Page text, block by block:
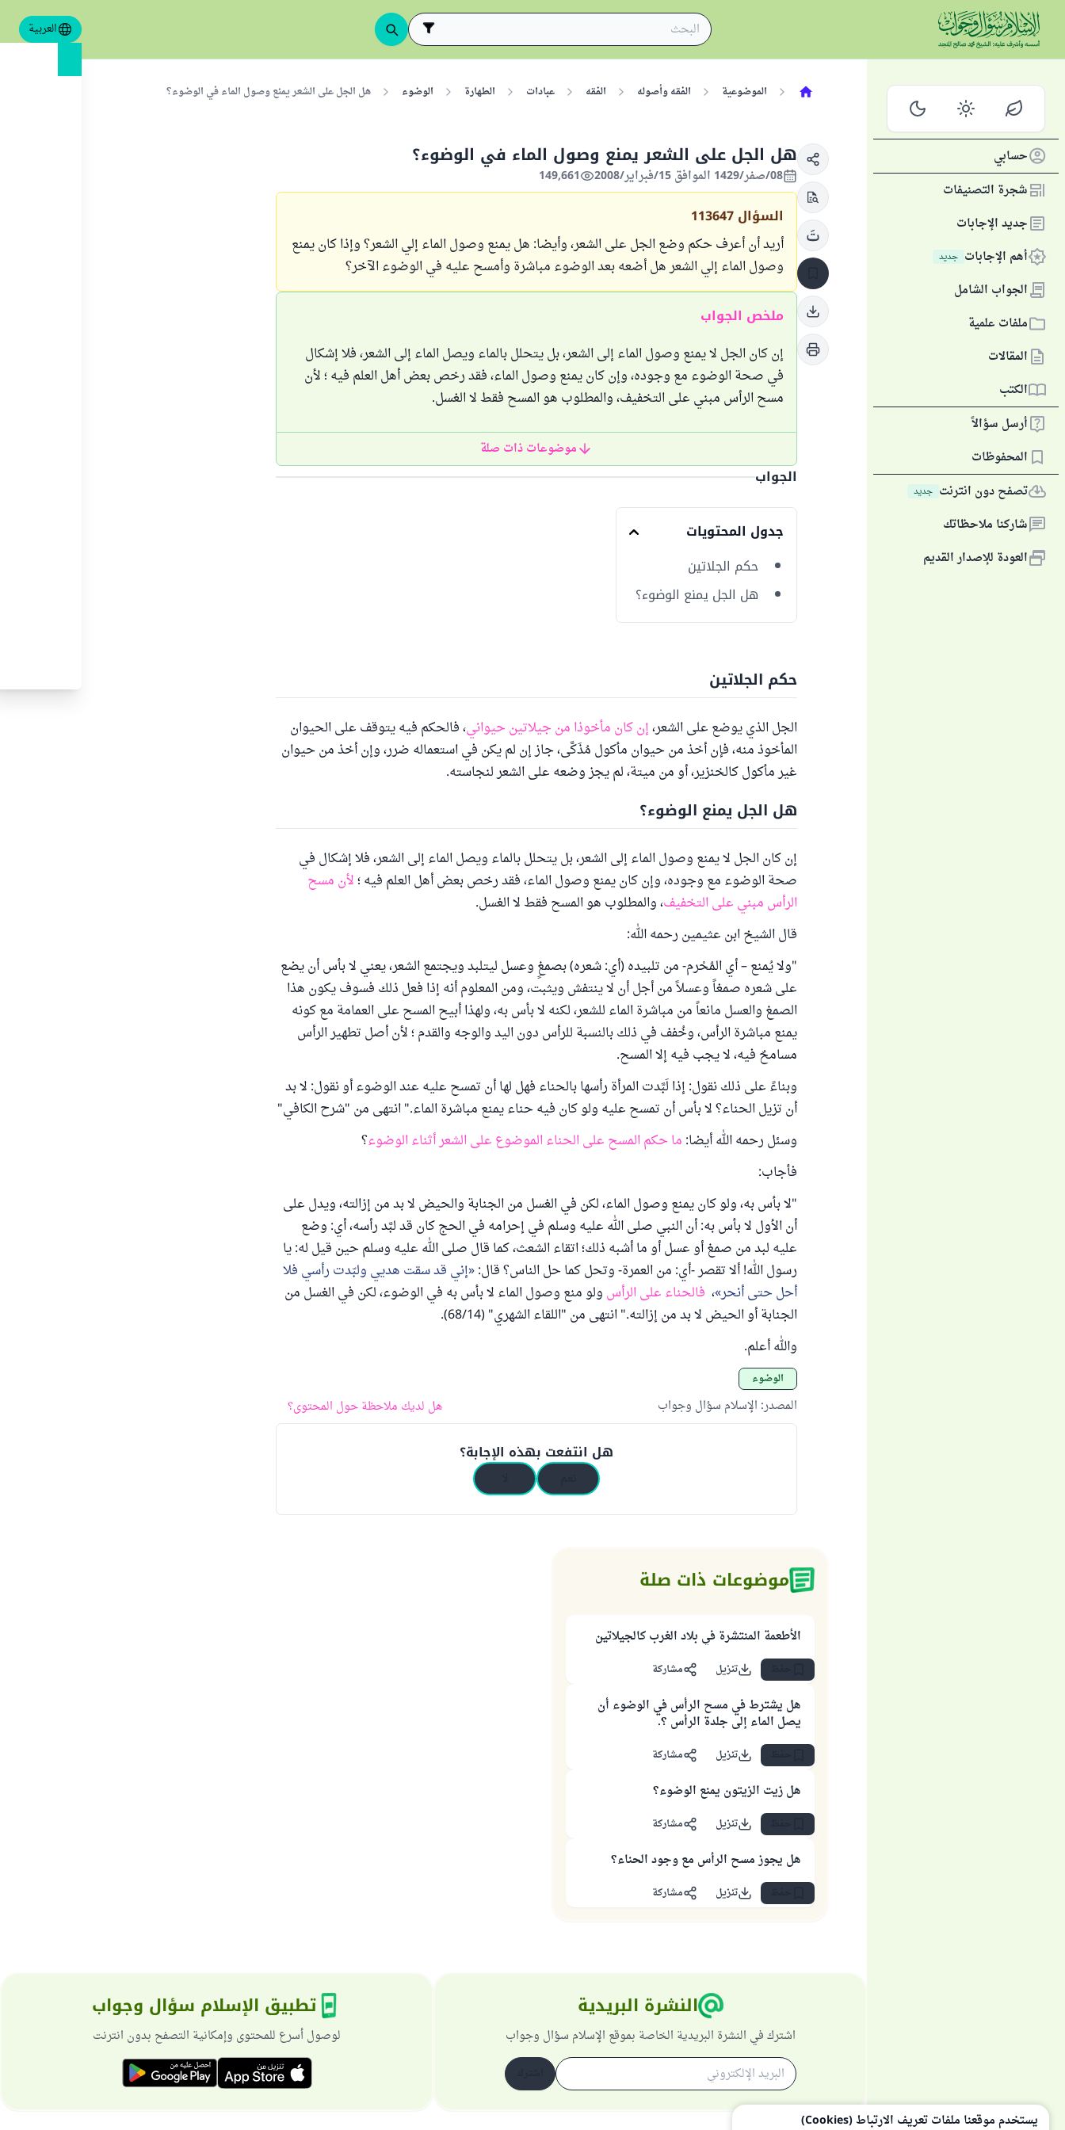
العربية
حسابي
شجرة التصنيفات
جديد الإجابات
أهم الإجابات جديد
الجواب الشامل
ملفات علمية
المقالات
الكتب
أرسل سؤالاً
المحفوظات
تصفح دون انترنت جديد
شاركنا ملاحظاتك
العودة للإصدار القديم
الموضوعية الفقه وأصوله الفقه عبادات الطهارة الوضوء هل الجل على الشعر يمنع وصول الماء في الوضوء؟
هل الجل على الشعر يمنع وصول الماء في الوضوء؟
08/صفر/1429 الموافق 15/فبراير/2008 149,661
السؤال 113647
أريد أن أعرف حكم وضع الجل على الشعر، وأيضا: هل يمنع وصول الماء إلي الشعر؟ وإذا كان يمنع
وصول الماء إلي الشعر هل أضعه بعد الوضوء مباشرة وأمسح عليه في الوضوء الآخر؟
ملخص الجواب
إن كان الجل لا يمنع وصول الماء إلى الشعر، بل يتحلل بالماء ويصل الماء إلى الشعر، فلا إشكال
في صحة الوضوء مع وجوده، وإن كان يمنع وصول الماء، فقد رخص بعض أهل العلم فيه ؛ لأن
مسح الرأس مبني على التخفيف، والمطلوب هو المسح فقط لا الغسل.
موضوعات ذات صلة
الجواب
جدول المحتويات
حكم الجلاتين
هل الجل يمنع الوضوء؟
حكم الجلاتين
الجل الذي يوضع على الشعر،إن كان مأخوذا من جيلاتين حيواني، فالحكم فيه يتوقف على الحيوان
المأخوذ منه، فإن أخذ من حيوان مأكول مُذَكَّى، جاز إن لم يكن في استعماله ضرر، وإن أخذ من حيوان
غير مأكول كالخنزير، أو من ميتة، لم يجز وضعه على الشعر لنجاسته.
هل الجل يمنع الوضوء؟
إن كان الجل لا يمنع وصول الماء إلى الشعر، بل يتحلل بالماء ويصل الماء إلى الشعر، فلا إشكال في
صحة الوضوء مع وجوده، وإن كان يمنع وصول الماء، فقد رخص بعض أهل العلم فيه ؛لأن مسح
الرأس مبني على التخفيف، والمطلوب هو المسح فقط لا الغسل.
قال الشيخ ابن عثيمين رحمه الله:
"ولا يُمنع – أي المُحْرم- من تلبيده (أي: شعره) بصمغٍ وعسل ليتلبد ويجتمع الشعر، يعني لا بأس أن يضع
على شعره صمغاً وعسلاً من أجل أن لا ينتفش ويثبت، ومن المعلوم أنه إذا فعل ذلك فسوف يكون هذا
الصمغ والعسل مانعاً من مباشرة الماء للشعر، لكنه لا بأس به، ولهذا أبيح المسح على العمامة مع كونه
يمنع مباشرة الرأس، وخُفف في ذلك بالنسبة للرأس دون اليد والوجه والقدم ؛ لأن أصل تطهير الرأس
مسامحٌ فيه، لا يجب فيه إلا المسح.
وبناءً على ذلك نقول: إذا لَبَّدت المرأة رأسها بالحناء فهل لها أن تمسح عليه عند الوضوء أو نقول: لا بد
أن تزيل الحناء؟ لا بأس أن تمسح عليه ولو كان فيه حناء يمنع مباشرة الماء." انتهى من "شرح الكافي"
وسئل رحمه الله أيضا: ما حكم المسح على الحناء الموضوع على الشعر أثناء الوضوء؟
فأجاب:
"لا بأس به، ولو كان يمنع وصول الماء، لكن في الغسل من الجنابة والحيض لا بد من إزالته، ويدل على
أن الأول لا بأس به: أن النبي صلى الله عليه وسلم في إحرامه في الحج كان قد لبَّد رأسه، أي: وضع
عليه لبد من صمغ أو عسل أو ما أشبه ذلك؛ اتقاء الشعث، كما قال صلى الله عليه وسلم حين قيل له: يا
رسول الله! ألا تقصر -أي: من العمرة- وتحل كما حل الناس؟ قال: إني قد سقت هديي ولبّدت رأسي فلا
أحل حتى أنحر ، فالحناء على الرأس ولو منع وصول الماء لا بأس به في الوضوء، لكن في الغسل من
الجنابة أو الحيض لا بد من إزالته." انتهى من "اللقاء الشهري" (68/14).
والله أعلم.
الوضوء
المصدر: الإسلام سؤال وجواب هل لديك ملاحظة حول المحتوى؟
هل انتفعت بهذه الإجابة؟
موضوعات ذات صلة
الأطعمة المنتشرة في بلاد الغرب كالجيلاتين
تنزيل مشاركة
هل يشترط في مسح الرأس في الوضوء أن
يصل الماء إلى جلدة الرأس ؟.
تنزيل مشاركة
هل زيت الزيتون يمنع الوضوء؟
تنزيل مشاركة
هل يجوز مسح الرأس مع وجود الحناء؟
تنزيل مشاركة
النشرة البريدية
اشترك في النشرة البريدية الخاصة بموقع الإسلام سؤال وجواب
تطبيق الإسلام سؤال وجواب
لوصول أسرع للمحتوى وإمكانية التصفح بدون انترنت
يستخدم موقعنا ملفات تعريف الارتباط (Cookies)